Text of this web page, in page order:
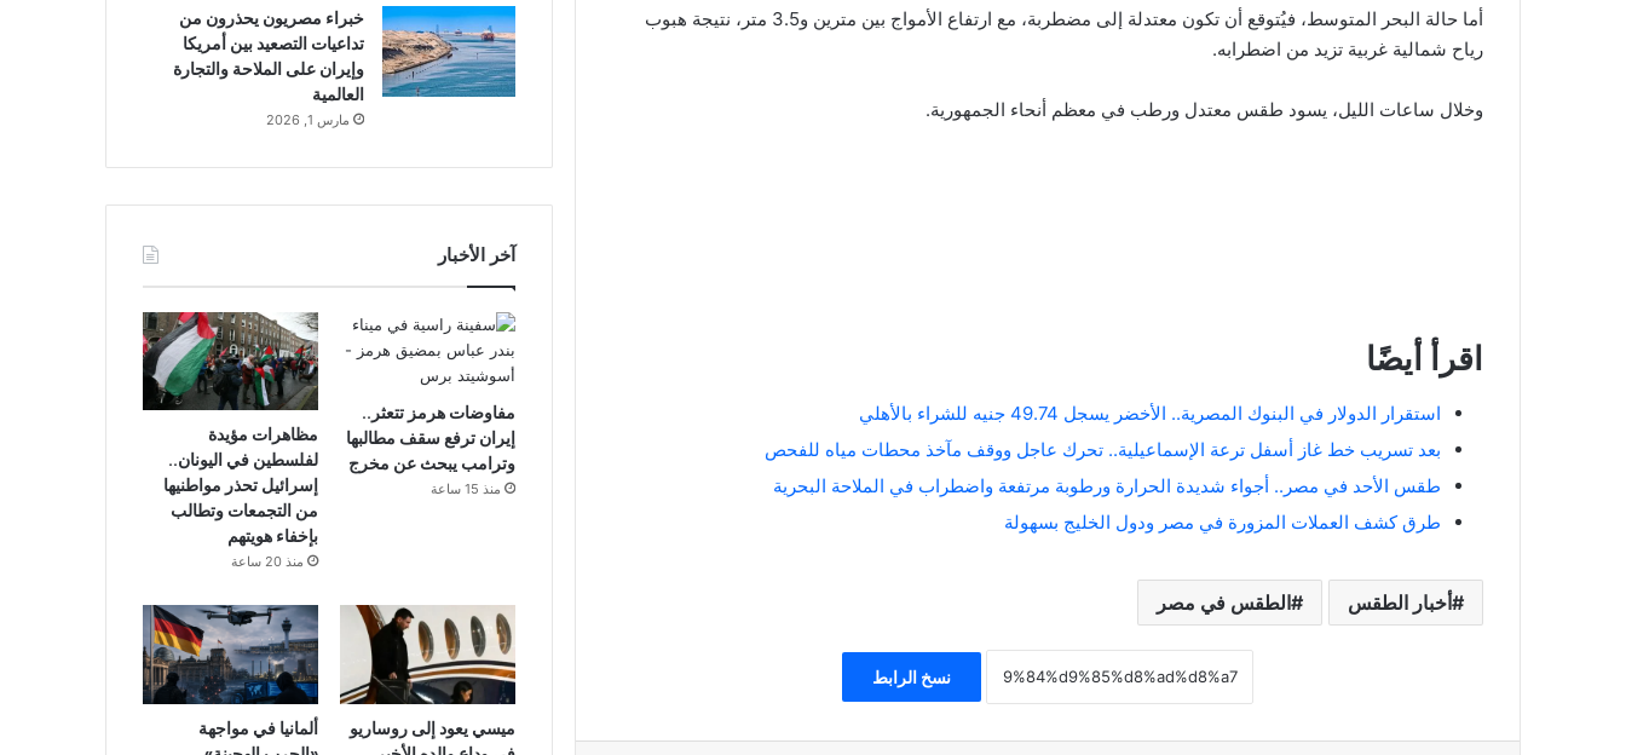
أما حالة البحر المتوسط، فيُتوقع أن تكون معتدلة إلى مضطربة، مع ارتفاع الأمواج بين مترين و3.5 متر، نتيجة هبوب
رياح شمالية غربية تزيد من اضطرابه.
وخلال ساعات الليل، يسود طقس معتدل ورطب في معظم أنحاء الجمهورية.
اقرأ أيضًا
استقرار الدولار في البنوك المصرية.. الأخضر يسجل 49.74 جنيه للشراء بالأهلي
بعد تسريب خط غاز أسفل ترعة الإسماعيلية.. تحرك عاجل ووقف مآخذ محطات مياه للفحص
طقس الأحد في مصر.. أجواء شديدة الحرارة ورطوبة مرتفعة واضطراب في الملاحة البحرية
طرق كشف العملات المزورة في مصر ودول الخليج بسهولة
أخبار الطقس الطقس في مصر
نسخ الرابط
خبراء مصريون يحذرون من
تداعيات التصعيد بين أمريكا
وإيران على الملاحة والتجارة
العالمية
مارس 1, 2026
آخر الأخبار
مفاوضات هرمز تتعثر..
إيران ترفع سقف مطالبها
وترامب يبحث عن مخرج
منذ 15 ساعة
مظاهرات مؤيدة
لفلسطين في اليونان..
إسرائيل تحذر مواطنيها
من التجمعات وتطالب
بإخفاء هويتهم
منذ 20 ساعة
ميسي يعود إلى روساريو
ألمانيا في مواجهة